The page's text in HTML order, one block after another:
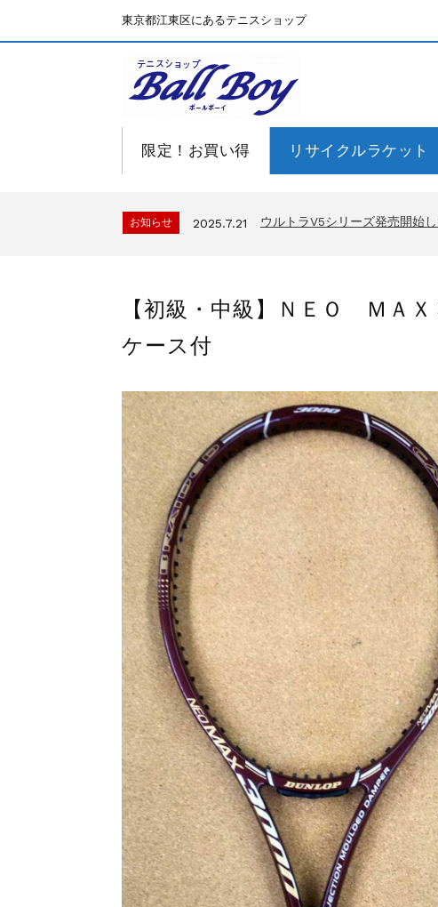
東京都江東区にあるテニスショップ
限定！お買い得 リサイクルラケット
お知らせ 2025.7.21 ウルトラV5シリーズ発売開始
【初級・中級】ＮＥＯ ＭＡ
ケース付